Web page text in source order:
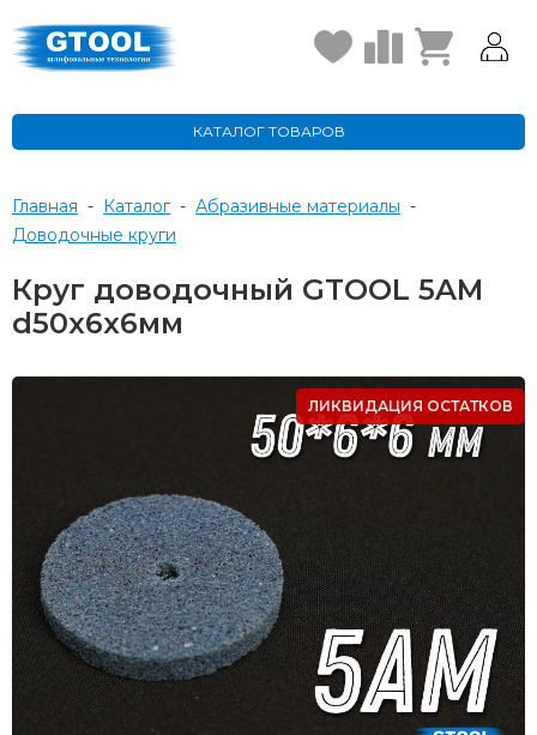
КАТАЛОГ ТОВАРОВ
Главная - Каталог - Абразивные материалы -
Доводочные круги
Круг доводочный GTOOL 5AM
d50x6x6мм
ЛИКВИДАЦИЯ ОСТАТКОВ